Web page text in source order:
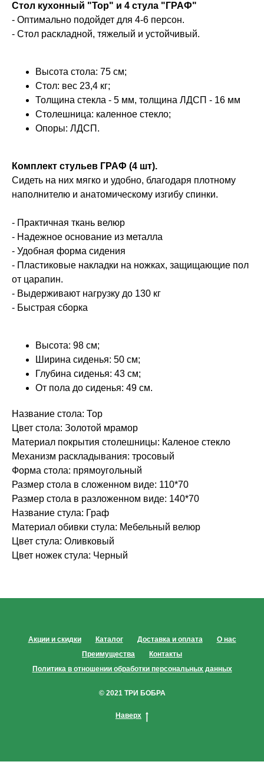
Стол кухонный "Тор" и 4 стула "ГРАФ"
- Оптимально подойдет для 4-6 персон.
- Стол раскладной, тяжелый и устойчивый.
Высота стола: 75 см;
Стол: вес 23,4 кг;
Толщина стекла - 5 мм, толщина ЛДСП - 16 мм
Столешница: каленное стекло;
Опоры: ЛДСП.
Комплект стульев ГРАФ (4 шт).
Сидеть на них мягко и удобно, благодаря плотному
наполнителю и анатомическому изгибу спинки.
- Практичная ткань велюр
- Надежное основание из металла
- Удобная форма сидения
- Пластиковые накладки на ножках, защищающие пол
от царапин.
- Выдерживают нагрузку до 130 кг
- Быстрая сборка
Высота: 98 см;
Ширина сиденья: 50 см;
Глубина сиденья: 43 см;
От пола до сиденья: 49 см.
Название стола: Тор
Цвет стола: Золотой мрамор
Материал покрытия столешницы: Каленое стекло
Механизм раскладывания: тросовый
Форма стола: прямоугольный
Размер стола в сложенном виде: 110*70
Размер стола в разложенном виде: 140*70
Название стула: Граф
Материал обивки стула: Мебельный велюр
Цвет стула: Оливковый
Цвет ножек стула: Черный
Акции и скидки Каталог Доставка и оплата
О нас
Преимущества
Контакты
Политика в отношении обработки персональных данных
© 2021 ТРИ БОБРА
Наверх